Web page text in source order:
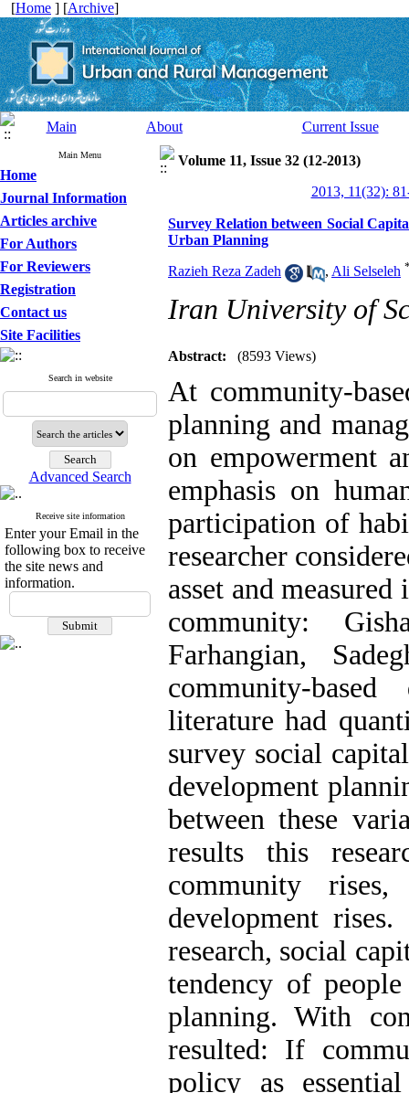
[Home ] [Archive]
Main About Current Issue
Main Menu
Home
Journal Information
Articles archive
For Authors
For Reviewers
Registration
Contact us
Site Facilities
Search in website
Advanced Search
Receive site information
Enter your Email in the
following box to receive
the site news and
information.
Volume 11, Issue 32 (12-2013)
2013, 11(32):
Survey Relation between Social
Urban Planning
Razieh Reza Zadeh , Ali Selseleh
Iran University of
Abstract: (8593 Views)
At community-
planning and
on empowerment
emphasis on
participation of
researcher
asset and
community:
Farhangian,
community-
literature had
survey social
development
between these
results this
community
development
research, social
tendency of
planning. With
resulted: If
policy as